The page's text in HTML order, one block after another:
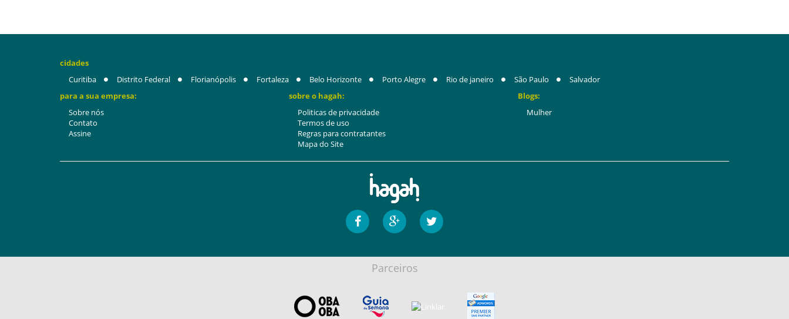
cidades
Curitiba
Distrito Federal Florianópolis Fortaleza Belo Horizonte Porto Alegre Rio de janeiro São Paulo
Salvador
para a sua empresa:
Sobre nós
Contato
Assine
sobre o hagah:
Politicas de privacidade
Termos de uso
Regras para contratantes
Mapa do Site
Blogs:
Mulher
Parceiros